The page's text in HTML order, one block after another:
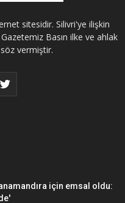
sitesidir. Silivri'ye ilişkin
Basın ilke ve ahlak
vermiştir.
için emsal oldu: